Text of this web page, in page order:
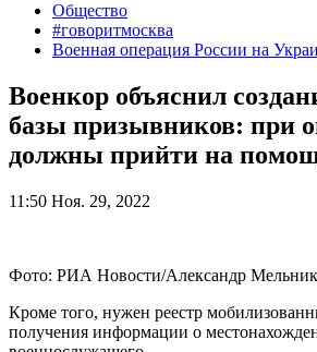
Общество
#говоритмосква
Военная операция России на
Военкор объяснил
базы призывников: при
должны прийти на
11:50 Ноя. 29, 2022
Фото: РИА Новости/Александр
Кроме того, нужен реестр
получения информации о